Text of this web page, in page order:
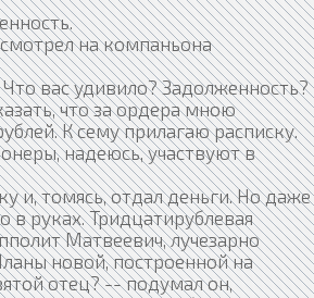
на компаньона
вас удивило? Задолженность?
что за ордера мною
К сему прилагаю расписку.
надеюсь, участвуют в
и, томясь, отдал деньги. Но даже
в руках. Тридцатирублевая
Матвеевич, лучезарно
новой, построенной на
отец? -- подумал он,